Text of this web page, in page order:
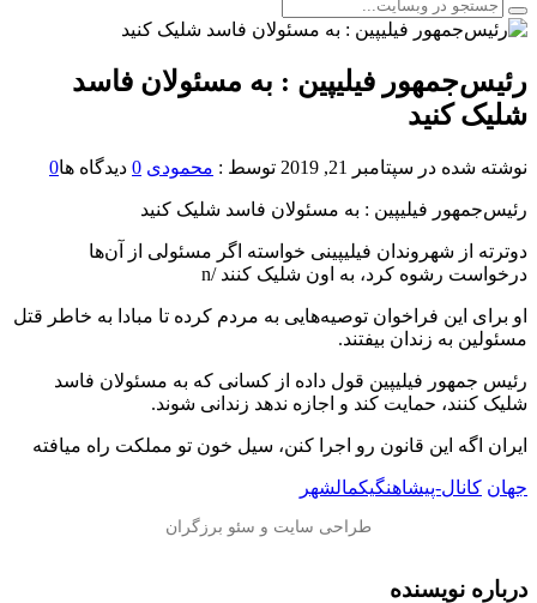
رئیس‌جمهور فیلیپین : به مسئولان فاسد
شلیک کنید
نوشته شده در سپتامبر 21, 2019 توسط : محمودی 0 دیدگاه ها0
رئیس‌جمهور فیلیپین : به مسئولان فاسد شلیک کنید
دوترته از شهروندان فیلیپینی خواسته اگر مسئولی از آن‌ها
درخواست رشوه کرد، به اون شلیک کنند /n
او برای این فراخوان توصیه‌هایی به مردم کرده تا مبادا به خاطر قتل
مسئولین به زندان بیفتند.
رئیس جمهور فیلیپین قول داده از کسانی که به مسئولان فاسد
شلیک کنند، حمایت کند و اجازه ندهد زندانی شوند.
ایران اگه این قانون رو اجرا کنن، سیل خون تو مملکت راه میافته
جهان کانال-پیشاهنگیکمالشهر
درباره نویسنده